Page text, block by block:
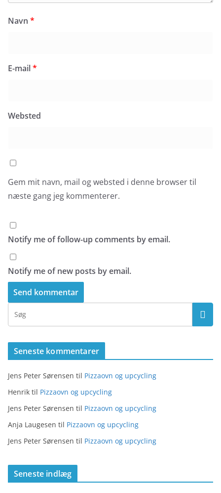
Navn *
E-mail*
Websted
Gem mit navn, mail og websted i denne browser til
næste gang jeg kommenterer.
Notify me of follow-up comments by email.
Notify me of new posts by email.
Seneste kommentarer
Jens Peter Sørensen til Pizzaovn og upcycling
Henrik til Pizzaovn og upcycling
Jens Peter Sørensen til Pizzaovn og upcycling
Anja Laugesen til Pizzaovn og upcycling
Jens Peter Sørensen til Pizzaovn og upcycling
Seneste indlæg